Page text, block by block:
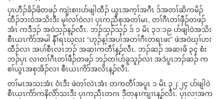
ပှၤဟီၣ်ခိၣ်ဖိတဖၣ် ကျဲးစၢးပာ်ဖျါထီၣ် ယွၤအက့ၢ်အဂီၤ ဒ်အတၢ်ဆိကမိၣ်
ထီၣ်ဘးဝဲအသိးဒီး မုၢ်လၢ်ဝဲလၢ ပှၤကညီစုအတၢ်မၤ, တၢ်ဂီၤတၢ်ဖှီၣ်တဖၣ်
အံၤ ကဒီဒၣ် အဝဲသ့ၣ်န့ၣ်လီၤ. ဘၣ်သ့ၣ်သ့ၣ် ဒ် ၁ မိၤ ၃၁:၁၉ ပာ်ဖျါဝဲအသိး
စီၤယၤကိာ်အမါ နီၢ်ရၤဃ့လး “ဟုၣ်န့ၢ်အပၢ်အတၢ်ဂီၤတရၤဖး” ဖဲအဝဲဃ့ၢ်ဟး
ထီၣ်လၢ အပၢ်စီၤလၤဘၣ် အဆၢကတီၢ်န့ၣ်လီၤ. ဘၣ်ဆၣ် အဆၢဖိ ၃၄ စံး
ဘၣ်ပှၤ လၢတၢ်ဂီၤတၢ်ဖီၣ်တဖၣ် ဘၣ်တၢ်ပာ်ခူသူၣ်လၢ အဒဲပူၤဘၣ်ဆၣ် က
စၢ်ယွၤအစုအိၣ်လၢ စီၤယၤကိာ်အလိၤန့ၣ်လီၤ.
တၢ်မၤအသးအံၤ ဝံၤဒီး ဖဲတၢ်လဲၤအံၤ တကတီၢ်အပူၤ ၁ မိၤ ၃၂:၂၄ ပာ်ဖျါဝဲ
စီၤယၤကိာ်ကနိလိာ်သးဒီး ပှၤကညီၤတဂၤ ဒီတနၤကျၢၤန့ၣ်လီၤ. ပှၤလၢအက